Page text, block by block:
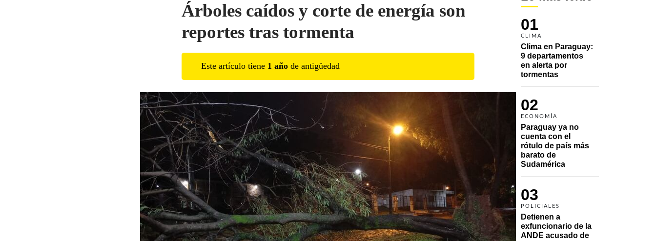
01
CLIMA
Clima en Paraguay:
9 departamentos
en alerta por
tormentas
02
ECONOMÍA
Paraguay ya no
cuenta con el
rótulo de país más
barato de
Sudamérica
03
POLICIALES
Detienen a
exfuncionario de la
ANDE acusado de
Árboles caídos y corte de energía son
reportes tras tormenta
Este artículo tiene 1 año de antigüedad